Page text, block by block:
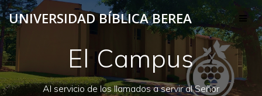
Skip
to
content
UNIVERSIDAD BÍBLICA BEREA
El Campus
Al servicio de los llamados a servir al Señor